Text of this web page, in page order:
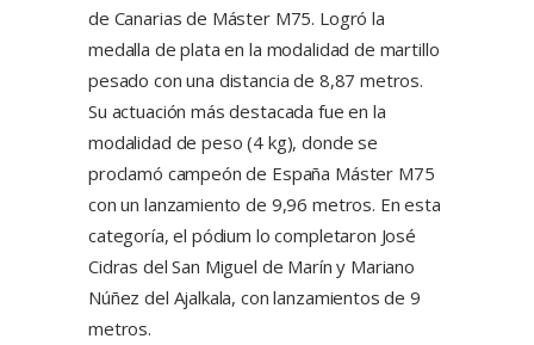
de Canarias de Máster M75. Logró la
medalla de plata en la modalidad de martillo
pesado con una distancia de 8,87 metros.
Su actuación más destacada fue en la
modalidad de peso (4 kg), donde se
proclamó campeón de España Máster M75
con un lanzamiento de 9,96 metros. En esta
categoría, el pódium lo completaron José
Cidras del San Miguel de Marín y Mariano
Núñez del Ajalkala, con lanzamientos de 9
metros.